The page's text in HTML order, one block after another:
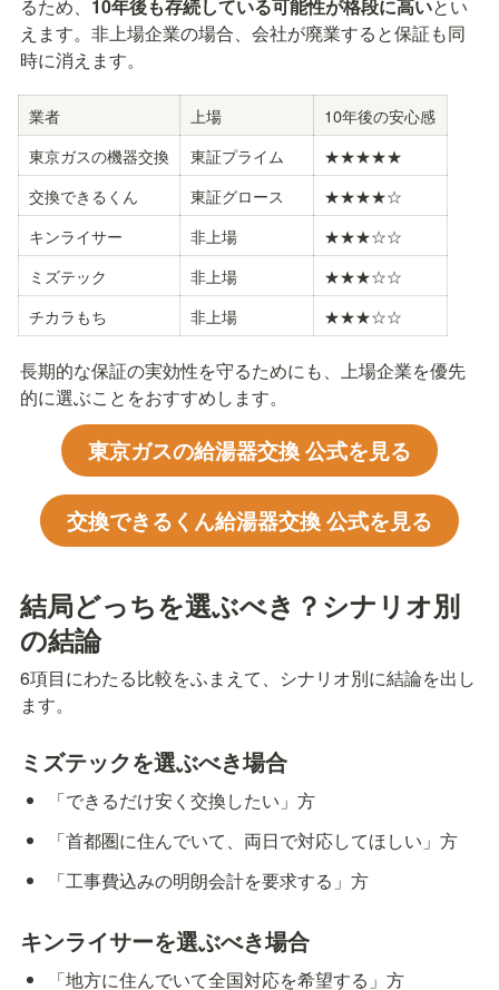
るため、 10年後も存続している可能性が格段に高いとい
えます。非上場企業の場合、会社が廃業すると保証も同
時に消えます。
業者 上場
10年後の安心感
東京ガスの機器交換
東証プライム
★★★★★
交換できるくん
東証グロース
★★★★☆
キンライサー
非上場
★★★☆☆
ミズテック
非上場
★★★☆☆
チカラもち
非上場 ★★★☆☆
長期的な保証の実効性を守るためにも、上場企業を優先
的に選ぶことをおすすめします。
東京ガスの給湯器交換 公式を見る
交換できるくん給湯器交換 公式を見る
結局どっちを選ぶべき？シナリオ別
の結論
6項目にわたる比較をふまえて、シナリオ別に結論を出し
ます。
ミズテックを選ぶべき場合
「できるだけ安く交換したい」方
「首都圏に住んでいて、両日で対応してほしい」方
「工事費込みの明朗会計を要求する」方
キンライサーを選ぶべき場合
「地方に住んでいて全国対応を希望する」方